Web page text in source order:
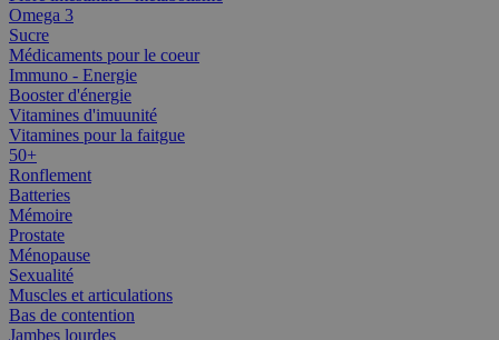
Omega 3
Sucre
Médicaments pour le coeur
Immuno - Energie
Booster d'énergie
Vitamines d'imuunité
Vitamines pour la faitgue
50+
Ronflement
Batteries
Mémoire
Prostate
Ménopause
Sexualité
Muscles et articulations
Bas de contention
Jambes lourdes